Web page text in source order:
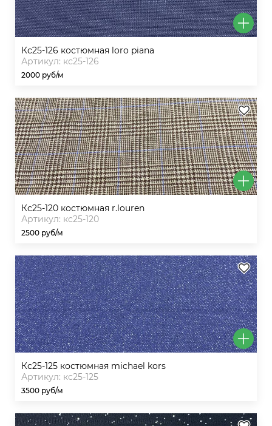
кс25-126 костюмная loro piana
Артикул: кс25-126
2000 руб/м
кс25-120 костюмная r.louren
Артикул: кс25-120
2500 руб/м
кс25-125 костюмная michael kors
Артикул: кс25-125
3500 руб/м